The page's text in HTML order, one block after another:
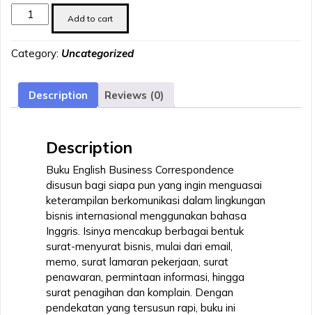
Buku
Ajar
Business
quantity
Add to cart
Category: Uncategorized
Description Reviews (0)
Description
Buku English Business Correspondence
disusun bagi siapa pun yang ingin menguasai
keterampilan berkomunikasi dalam lingkungan
bisnis internasional menggunakan bahasa
Inggris. Isinya mencakup berbagai bentuk
surat-menyurat bisnis, mulai dari email,
memo, surat lamaran pekerjaan, surat
penawaran, permintaan informasi, hingga
surat penagihan dan komplain. Dengan
pendekatan yang tersusun rapi, buku ini